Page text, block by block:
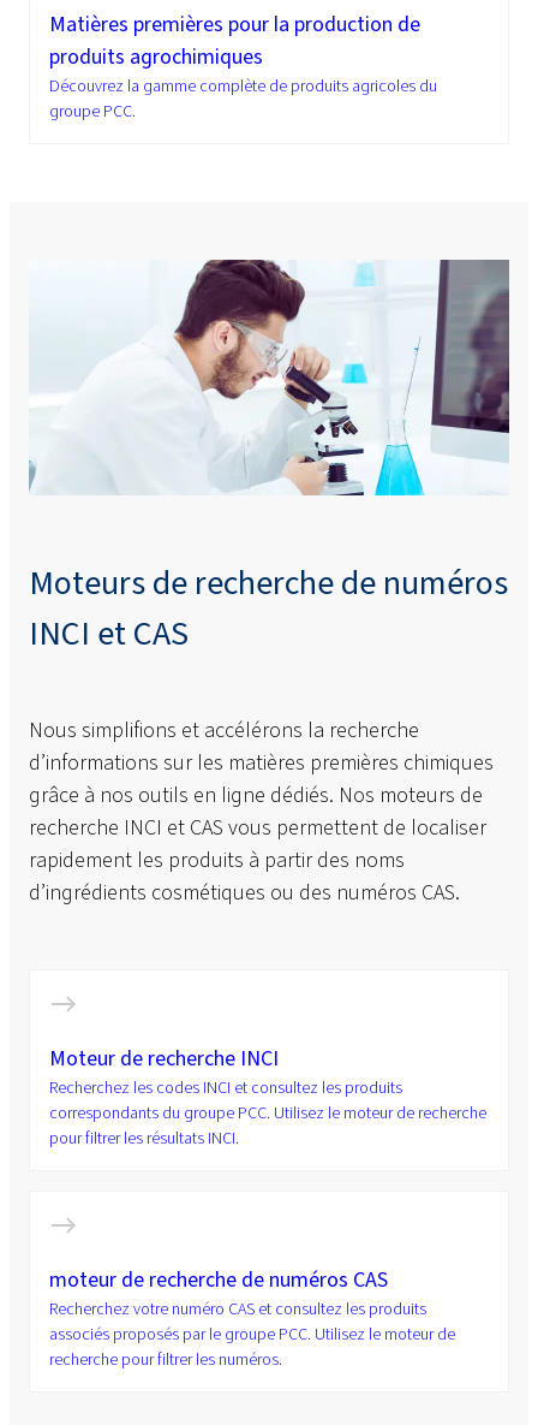
Matières premières pour la production de
produits agrochimiques
Découvrez la gamme complète de produits agricoles du
groupe PCC.
Moteurs de recherche de numéros
INCI et CAS
Nous simplifions et accélérons la recherche
d’informations sur les matières premières chimiques
grâce à nos outils en ligne dédiés. Nos moteurs de
recherche INCI et CAS vous permettent de localiser
rapidement les produits à partir des noms
d’ingrédients cosmétiques ou des numéros CAS.
Moteur de recherche INCI
Recherchez les codes INCI et consultez les produits
correspondants du groupe PCC. Utilisez le moteur de recherche
pour filtrer les résultats INCI.
moteur de recherche de numéros CAS
Recherchez votre numéro CAS et consultez les produits
associés proposés par le groupe PCC. Utilisez le moteur de
recherche pour filtrer les numéros.